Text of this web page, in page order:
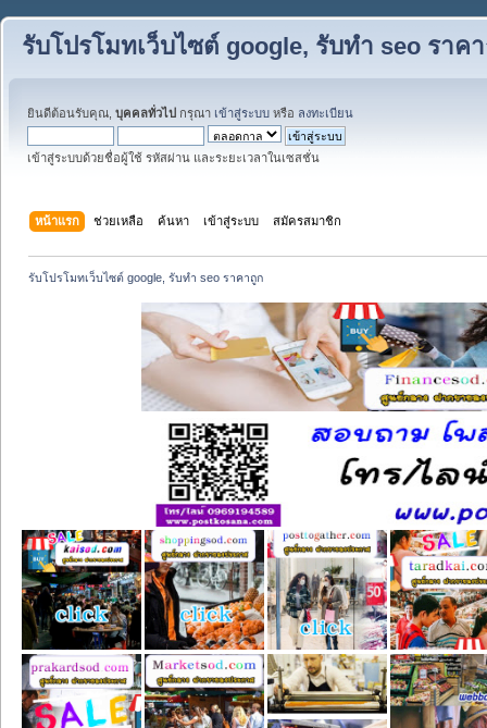
รับโปรโมทเว็บไซต์ google, รับทำ seo ราค
ยินดีต้อนรับคุณ, บุคคลทั่วไป กรุณา เข้าสู่ระบบ หรือ ลงทะเบียน
เข้าสู่ระบบด้วยชื่อผู้ใช้ รหัสผ่าน และระยะเวลาในเซสชั่น
หน้าแรก ช่วยเหลือ ค้นหา เข้าสู่ระบบ สมัครสมาชิก
รับโปรโมทเว็บไซต์ google, รับทำ seo ราคาถูก